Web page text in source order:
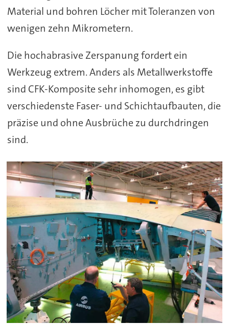
Material und bohren Löcher mit Toleranzen von
wenigen zehn Mikrometern.
Die hochabrasive Zerspanung fordert ein
Werkzeug extrem. Anders als Metallwerkstoffe
sind CFK-Komposite sehr inhomogen, es gibt
verschiedenste Faser- und Schichtaufbauten, die
präzise und ohne Ausbrüche zu durchdringen
sind.